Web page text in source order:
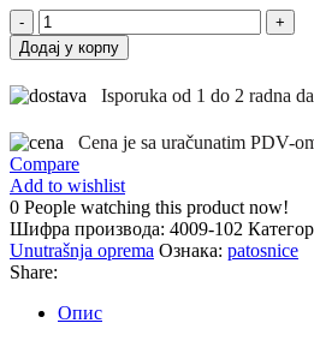
Aluminijumske
patosnice
Karbon
102
Додај у корпу
Isporuka od 1 do 2 radna
Cena je sa uračunatim PDV-
Compare
Add to wishlist
0 People watching this product now!
Шифра производа: 4009-102
Unutrašnja oprema Ознака: patosnice
Share:
Опис